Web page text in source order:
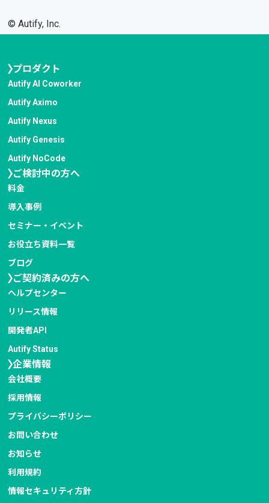
©︎ Autify, Inc.
プロダクト
Autify AI Coworker
Autify Aximo
Autify Nexus
Autify Genesis
Autify NoCode
ご検討中の方へ
料金
導入事例
セミナー・イベント
お役立ち資料一覧
ブログ
ご契約済みの方へ
ヘルプセンター
リリース情報
開発者API
Autify Status
企業情報
会社概要
採用情報
プライバシーポリシー
お問い合わせ
お知らせ
利用規約
情報セキュリティ 方針